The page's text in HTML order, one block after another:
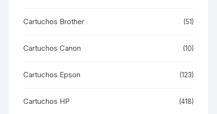
Cartuchos Brother (51)
Cartuchos Canon (10)
Cartuchos Epson (123)
Cartuchos HP (418)